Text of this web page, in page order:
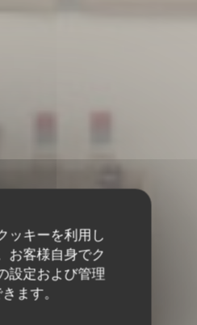
ッキーを利用し
お客様自身でク
設定および管理
ます。